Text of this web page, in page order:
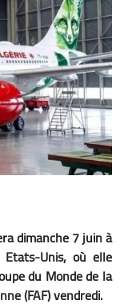
dimanche 7 juin à
Unis, où elle
du Monde de la
(FAF) vendredi.